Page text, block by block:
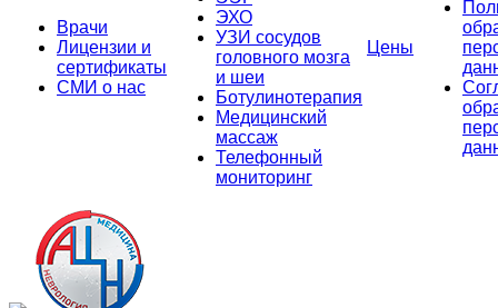
Врачи
Лицензии и
сертификаты
СМИ о нас
ЭХО
УЗИ сосудов
головного мозга
и шеи
Ботулинотерапия
Медицинский
массаж
Телефонный
мониторинг
Цены